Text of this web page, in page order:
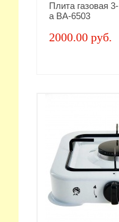
Плита газовая
а ВА-6503
2000.00 руб.